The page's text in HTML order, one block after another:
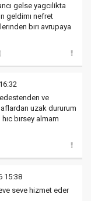
gelse yagcılikta
geldimı nefret
bırı avrupaya
ve
uzak dururum
bırsey almam
15:38
seve hizmet eder